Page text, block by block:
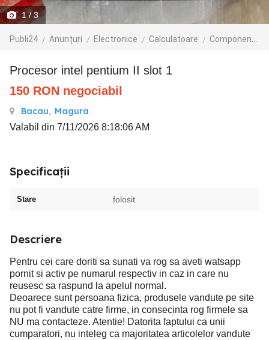
1 / 3
Publi24 Anunțuri Electronice Calculatoare Componente
procesor intel pentium II slot 1
150 RON negociabil
Bacau, Magura
Valabil din 7/11/2026 8:18:06 AM
Specificații
Stare folosit
Descriere
Pentru cei care doriti sa sunati va rog sa aveti watsapp
pornit si activ pe numarul respectiv in caz in care nu
reusesc sa raspund la apelul normal.
Deoarece sunt persoana fizica, produsele vandute pe site
nu pot fi vandute catre firme, in consecinta rog firmele sa
NU ma contacteze. Atentie! Datorita faptului ca unii
cumparatori, nu inteleg ca majoritatea articolelor vandute